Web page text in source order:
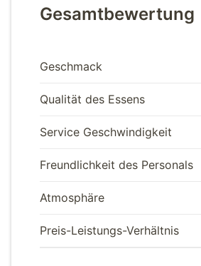
Gesamtbewertung
Geschmack
Qualität des Essens
Service Geschwindigkeit
Freundlichkeit des Personals
Atmosphäre
Preis-Leistungs-Verhältnis